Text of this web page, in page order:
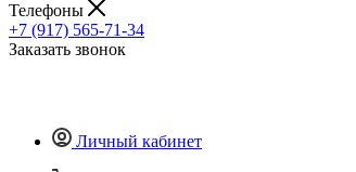
Телефоны
+7 (917) 565-71-34
Заказать звонок
Личный кабинет